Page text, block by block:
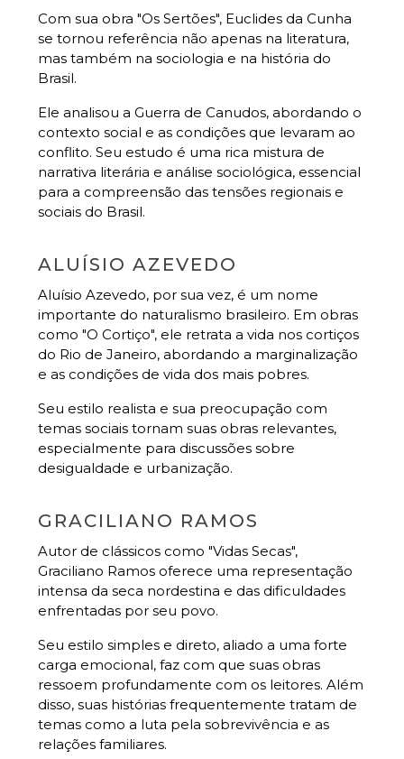
Com sua obra "Os Sertões", Euclides da Cunha
se tornou referência não apenas na literatura,
mas também na sociologia e na história do
Brasil.
Ele analisou a Guerra de Canudos, abordando o
contexto social e as condições que levaram ao
conflito. Seu estudo é uma rica mistura de
narrativa literária e análise sociológica, essencial
para a compreensão das tensões regionais e
sociais do Brasil.
ALUÍSIO AZEVEDO
Aluísio Azevedo, por sua vez, é um nome
importante do naturalismo brasileiro. Em obras
como "O Cortiço", ele retrata a vida nos cortiços
do Rio de Janeiro, abordando a marginalização
e as condições de vida dos mais pobres.
Seu estilo realista e sua preocupação com
temas sociais tornam suas obras relevantes,
especialmente para discussões sobre
desigualdade e urbanização.
GRACILIANO RAMOS
Autor de clássicos como "Vidas Secas",
Graciliano Ramos oferece uma representação
intensa da seca nordestina e das dificuldades
enfrentadas por seu povo.
Seu estilo simples e direto, aliado a uma forte
carga emocional, faz com que suas obras
ressoem profundamente com os leitores. Além
disso, suas histórias frequentemente tratam de
temas como a luta pela sobrevivência e as
relações familiares.